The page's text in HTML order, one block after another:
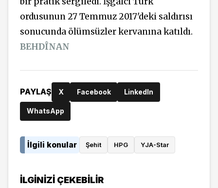
ordusunun 27 Temmuz 2017'deki saldırısı
sonucunda ölümsüzler kervanına katıldı.
BEHDÎNAN
PAYLAŞ X Facebook LinkedIn
WhatsApp
İlgili konular Şehit HPG YJA-Star
İLGINIZI ÇEKEBILIR